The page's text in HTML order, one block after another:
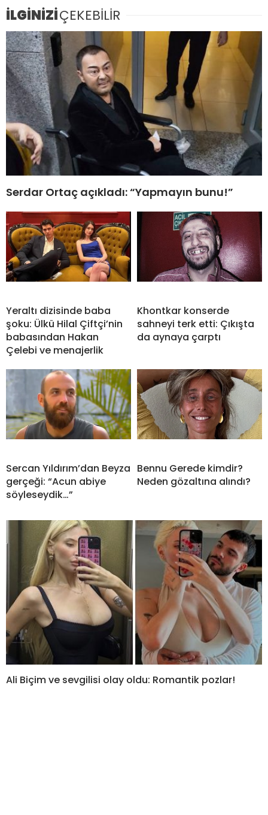
İLGİNİZİÇEKEBİLİR
Serdar Ortaç açıkladı: “Yapmayın bunu!”
Yeraltı dizisinde baba
şoku: Ülkü Hilal Çiftçi’nin
babasından Hakan
Çelebi ve menajerlik
Khontkar konserde
sahneyi terk etti: Çıkışta
da aynaya çarptı
Sercan Yıldırım’dan Beyza
gerçeği: “Acun abiye
söyleseydik…”
Bennu Gerede kimdir?
Neden gözaltına alındı?
Ali Biçim ve sevgilisi olay oldu: Romantik pozlar!